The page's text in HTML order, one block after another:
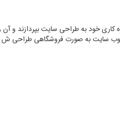
خود به طراحی سایت بپردازند و
وب سایت به صورت فروشگاهی طراحی ش